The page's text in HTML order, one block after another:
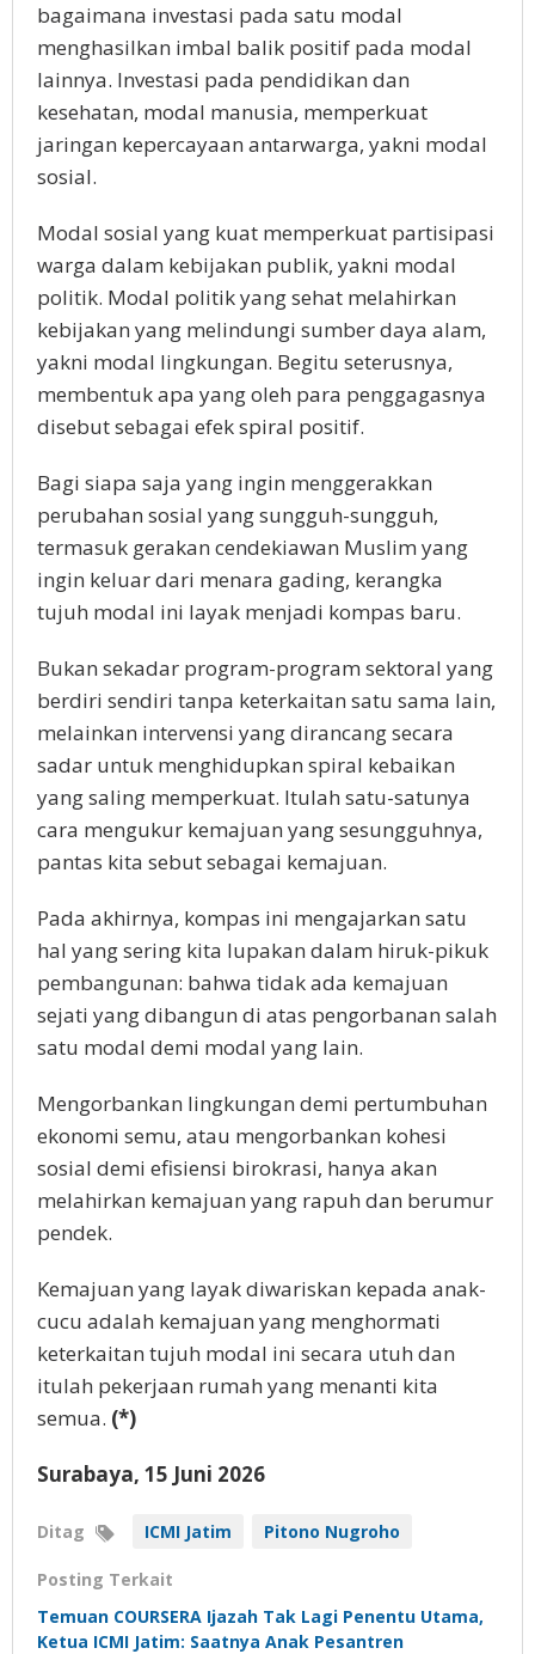
bagaimana investasi pada satu modal
menghasilkan imbal balik positif pada modal
lainnya. Investasi pada pendidikan dan
kesehatan, modal manusia, memperkuat
jaringan kepercayaan antarwarga, yakni modal
sosial.
Modal sosial yang kuat memperkuat partisipasi
warga dalam kebijakan publik, yakni modal
politik. Modal politik yang sehat melahirkan
kebijakan yang melindungi sumber daya alam,
yakni modal lingkungan. Begitu seterusnya,
membentuk apa yang oleh para penggagasnya
disebut sebagai efek spiral positif.
Bagi siapa saja yang ingin menggerakkan
perubahan sosial yang sungguh-sungguh,
termasuk gerakan cendekiawan Muslim yang
ingin keluar dari menara gading, kerangka
tujuh modal ini layak menjadi kompas baru.
Bukan sekadar program-program sektoral yang
berdiri sendiri tanpa keterkaitan satu sama lain,
melainkan intervensi yang dirancang secara
sadar untuk menghidupkan spiral kebaikan
yang saling memperkuat. Itulah satu-satunya
cara mengukur kemajuan yang sesungguhnya,
pantas kita sebut sebagai kemajuan.
Pada akhirnya, kompas ini mengajarkan satu
hal yang sering kita lupakan dalam hiruk-pikuk
pembangunan: bahwa tidak ada kemajuan
sejati yang dibangun di atas pengorbanan salah
satu modal demi modal yang lain.
Mengorbankan lingkungan demi pertumbuhan
ekonomi semu, atau mengorbankan kohesi
sosial demi efisiensi birokrasi, hanya akan
melahirkan kemajuan yang rapuh dan berumur
pendek.
Kemajuan yang layak diwariskan kepada anak-
cucu adalah kemajuan yang menghormati
keterkaitan tujuh modal ini secara utuh dan
itulah pekerjaan rumah yang menanti kita
semua. (*)
Surabaya, 15 Juni 2026
Ditag ICMI Jatim Pitono Nugroho
Posting Terkait
Temuan COURSERA Ijazah Tak Lagi Penentu Utama,
Ketua ICMI Jatim: Saatnya Anak Pesantren